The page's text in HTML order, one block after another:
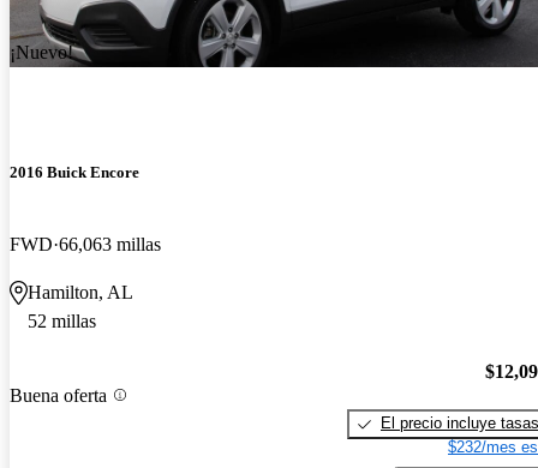
¡Nuevo!
2016 Buick Encore
FWD 66,063 millas
Hamilton, AL
52 millas
Buena oferta
El precio incluye tasas
$232/mes